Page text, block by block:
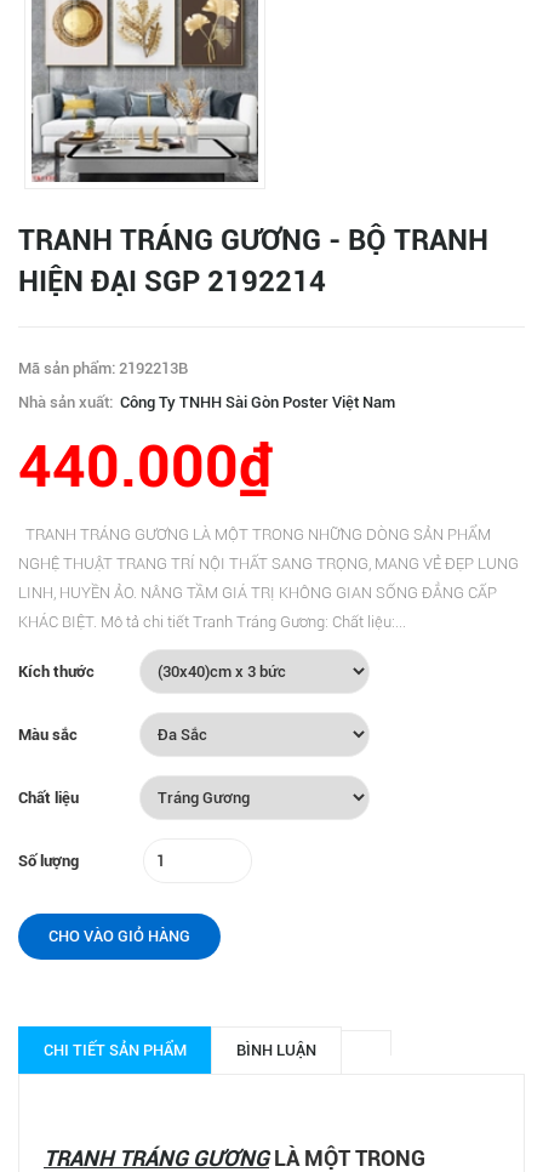
TRANH TRÁNG GƯƠNG - BỘ TRANH
HIỆN ĐẠI SGP 2192214
Mã sản phẩm: 2192213B
Nhà sản xuất: Công Ty TNHH Sài Gòn Poster Việt Nam
440.000₫
TRANH TRÁNG GƯƠNG LÀ MỘT TRONG NHỮNG DÒNG SẢN PHẨM
NGHỆ THUẬT TRANG TRÍ NỘI THẤT SANG TRỌNG, MANG VẺ ĐẸP LUNG
LINH, HUYỀN ẢO. NÂNG TẦM GIÁ TRỊ KHÔNG GIAN SỐNG ĐẲNG CẤP
KHÁC BIỆT. Mô tả chi tiết Tranh Tráng Gương: Chất liệu:...
Kích thước
Màu sắc
Chất liệu
Số lượng
CHO VÀO GIỎ HÀNG
CHI TIẾT SẢN PHẨM BÌNH LUẬN
TRANH TRÁNG GƯƠNGLÀ MỘT TRONG